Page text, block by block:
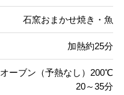
石窯おまかせ焼き・魚
加熱約25分
オーブン（予熱なし）200℃
20～35分